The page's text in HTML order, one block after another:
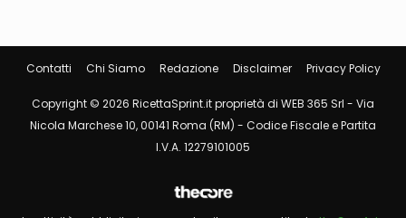
Contatti Chi Siamo Redazione Disclaimer Privacy Policy
Copyright © 2026 RicettaSprint.it proprietà di WEB 365 Srl - Via
Nicola Marchese 10, 00141 Roma (RM) - Codice Fiscale e Partita
I.V.A. 12279101005